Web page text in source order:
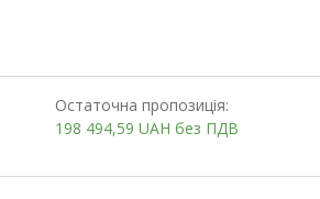
Остаточна пропозиція:
198 494,59UAHбез ПДВ